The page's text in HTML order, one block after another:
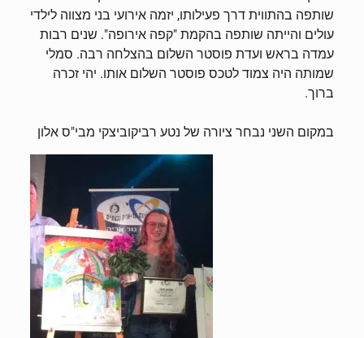
שותפה בהתווית דרך פעילותו, יזמה אירועי בני מצווה לילדי
עולים והייתה שותפה בהקמת "קפה אירופה". שנים רבות
עמדה בראש ועדת פוסטר השלום בהצלחה רבה. סמלי
שמותה היה צמוד לטכס פוסטר השלום אותו. יהי זכרה
ברוך.
במקום השני נבחר ציורה של נטע רביקוביצקי מבי"ס אלון